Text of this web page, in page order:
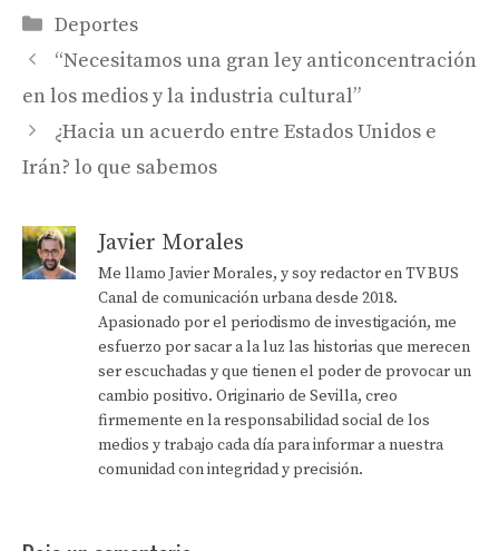
Categorías
Deportes
“Necesitamos una gran ley anticoncentración
en los medios y la industria cultural”
¿Hacia un acuerdo entre Estados Unidos e
Irán? lo que sabemos
Javier Morales
Me llamo Javier Morales, y soy redactor en TV BUS
Canal de comunicación urbana desde 2018.
Apasionado por el periodismo de investigación, me
esfuerzo por sacar a la luz las historias que merecen
ser escuchadas y que tienen el poder de provocar un
cambio positivo. Originario de Sevilla, creo
firmemente en la responsabilidad social de los
medios y trabajo cada día para informar a nuestra
comunidad con integridad y precisión.